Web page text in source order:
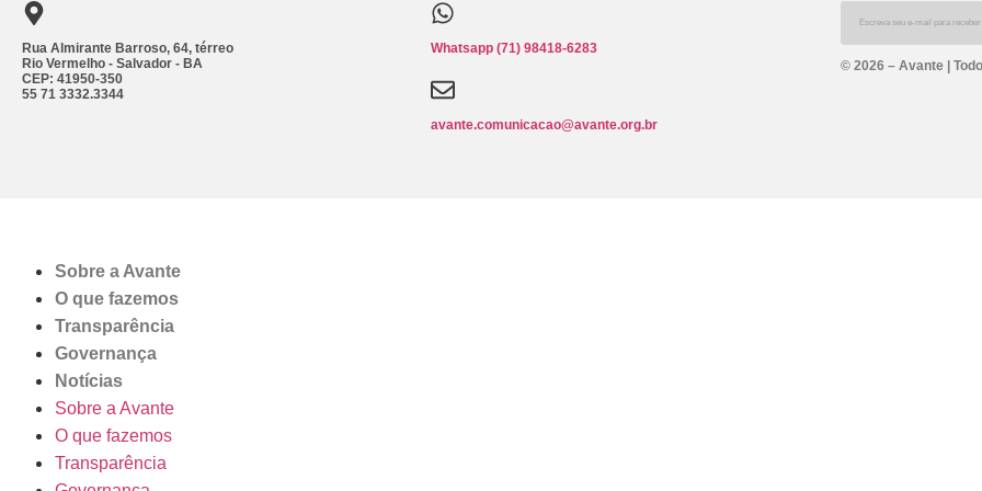
Rua Almirante Barroso, 64, térreo
Rio Vermelho - Salvador - BA
CEP: 41950-350
55 71 3332.3344
Whatsapp (71) 98418-6283
avante.comunicacao@avante.org.br
© 2026 – Avante |
Sobre a Avante
O que fazemos
Transparência
Governança
Notícias
Sobre a Avante
O que fazemos
Transparência